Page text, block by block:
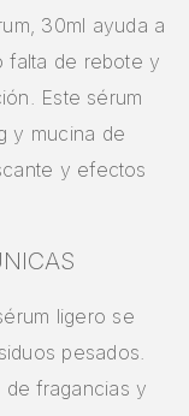
30ml ayuda a
falta de rebote y
Este sérum
y mucina de
y efectos
ligero se
pesados.
de fragancias y